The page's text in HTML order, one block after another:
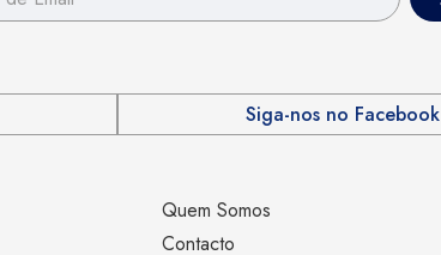
Siga-nos no Facebook
Quem Somos
Contacto